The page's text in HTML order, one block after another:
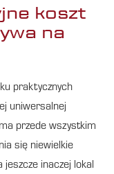
koszt
na
praktycznych
uniwersalnej
przede wszystkim
się niewielkie
jeszcze inaczej lokal